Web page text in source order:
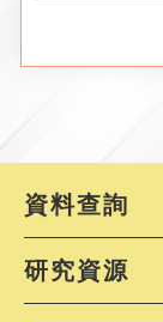
資料查詢
研究資源